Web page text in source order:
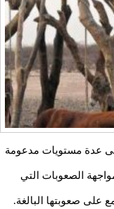
على عدة مستويات مدعومة
الصعوبات التي
على صعوبتها البالغة.